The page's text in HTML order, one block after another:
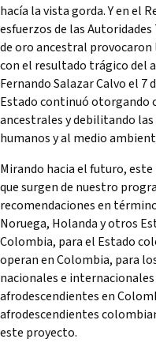
hacía la vista gorda. Y en el
esfuerzos de las
de oro ancestral
con el resultado trágico del
Fernando Salazar Calvo el 7
Estado continuó otorgando
ancestrales y debilitando
humanos y al medio
Mirando hacia el futuro,
que surgen de nuestro
recomendaciones en
Noruega, Holanda y otros
Colombia, para el Estado
operan en Colombia, para
nacionales e internacionales
afrodescendientes en
afrodescendientes
este proyecto.